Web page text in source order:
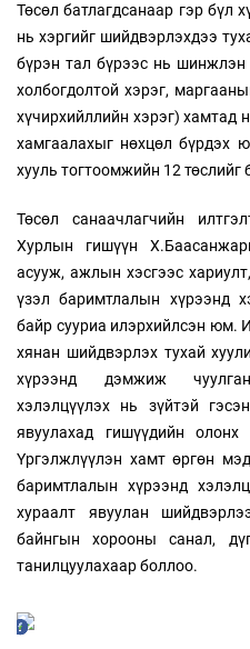
Төсөл батлагдсанаар гэр бүл
нь хэргийг шийдвэрлэхдээ
бүрэн тал бүрээс нь шинжлэн
холбогдолтой хэрэг,
хүчирхийллийн хэрэг) хамтад
хамгаалахыг нөхцөл бүрдэх
хууль тогтоомжийн 12 төслийг
Төсөл санаачлагчийн
Хурлын гишүүн
асууж, ажлын хэсгээс
үзэл баримтлалын хүрээнд
байр сууриа илэрхийлсэн юм.
хянан шийдвэрлэх тухай
хүрээнд дэмжиж
хэлэлцүүлэх нь зүйтэй
явуулахад гишүүдийн
Үргэлжлүүлэн хамт өргөн
баримтлалын хүрээнд
хураалт явуулан
байнгын хорооны санал,
танилцуулахаар боллоо.